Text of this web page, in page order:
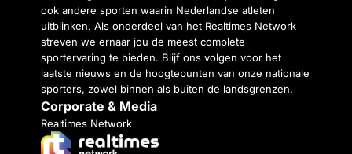
ook andere sporten waarin Nederlandse atleten
uitblinken. Als onderdeel van het Realtimes Network
streven we ernaar jou de meest complete
sportervaring te bieden. Blijf ons volgen voor het
laatste nieuws en de hoogtepunten van onze nationale
sporters, zowel binnen als buiten de landsgrenzen.
Corporate & Media
Realtimes Network